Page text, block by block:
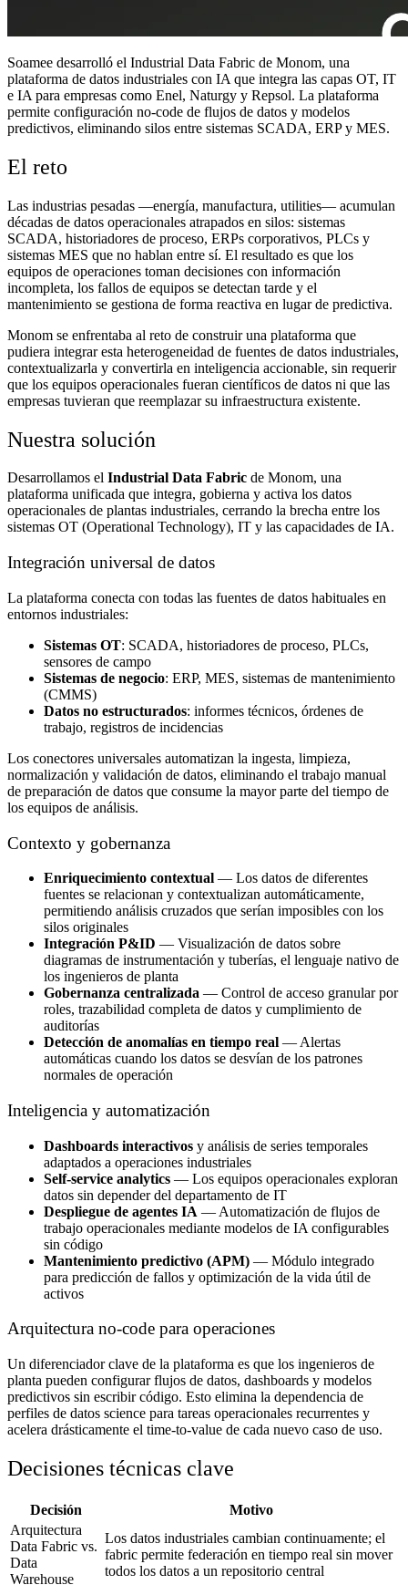
Soamee desarrolló el Industrial Data Fabric de Monom, una
plataforma de datos industriales con IA que integra las capas OT, IT
e IA para empresas como Enel, Naturgy y Repsol. La plataforma
permite configuración no-code de flujos de datos y modelos
predictivos, eliminando silos entre sistemas SCADA, ERP y MES.
El reto
Las industrias pesadas —energía, manufactura, utilities— acumulan
décadas de datos operacionales atrapados en silos: sistemas
SCADA, historiadores de proceso, ERPs corporativos, PLCs y
sistemas MES que no hablan entre sí. El resultado es que los
equipos de operaciones toman decisiones con información
incompleta, los fallos de equipos se detectan tarde y el
mantenimiento se gestiona de forma reactiva en lugar de predictiva.
Monom se enfrentaba al reto de construir una plataforma que
pudiera integrar esta heterogeneidad de fuentes de datos industriales,
contextualizarla y convertirla en inteligencia accionable, sin requerir
que los equipos operacionales fueran científicos de datos ni que las
empresas tuvieran que reemplazar su infraestructura existente.
Nuestra solución
Desarrollamos el Industrial Data Fabric de Monom, una
plataforma unificada que integra, gobierna y activa los datos
operacionales de plantas industriales, cerrando la brecha entre los
sistemas OT (Operational Technology), IT y las capacidades de IA.
Integración universal de datos
La plataforma conecta con todas las fuentes de datos habituales en
entornos industriales:
Sistemas OT: SCADA, historiadores de proceso, PLCs,
sensores de campo
Sistemas de negocio: ERP, MES, sistemas de mantenimiento
(CMMS)
Datos no estructurados: informes técnicos, órdenes de
trabajo, registros de incidencias
Los conectores universales automatizan la ingesta, limpieza,
normalización y validación de datos, eliminando el trabajo manual
de preparación de datos que consume la mayor parte del tiempo de
los equipos de análisis.
Contexto y gobernanza
Enriquecimiento contextual — Los datos de diferentes
fuentes se relacionan y contextualizan automáticamente,
permitiendo análisis cruzados que serían imposibles con los
silos originales
Integración P&ID — Visualización de datos sobre
diagramas de instrumentación y tuberías, el lenguaje nativo de
los ingenieros de planta
Gobernanza centralizada — Control de acceso granular por
roles, trazabilidad completa de datos y cumplimiento de
auditorías
Detección de anomalías en tiempo real — Alertas
automáticas cuando los datos se desvían de los patrones
normales de operación
Inteligencia y automatización
Dashboards interactivos y análisis de series temporales
adaptados a operaciones industriales
Self-service analytics — Los equipos operacionales exploran
datos sin depender del departamento de IT
Despliegue de agentes IA — Automatización de flujos de
trabajo operacionales mediante modelos de IA configurables
sin código
Mantenimiento predictivo (APM) — Módulo integrado
para predicción de fallos y optimización de la vida útil de
activos
Arquitectura no-code para operaciones
Un diferenciador clave de la plataforma es que los ingenieros de
planta pueden configurar flujos de datos, dashboards y modelos
predictivos sin escribir código. Esto elimina la dependencia de
perfiles de datos science para tareas operacionales recurrentes y
acelera drásticamente el time-to-value de cada nuevo caso de uso.
Decisiones técnicas clave
Decisión
Motivo
Arquitectura
Data Fabric vs.
Data
Warehouse
Los datos industriales cambian continuamente; el
fabric permite federación en tiempo real sin mover
todos los datos a un repositorio central